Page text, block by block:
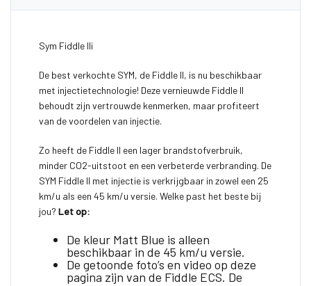
Sym Fiddle IIi
De best verkochte SYM, de Fiddle II, is nu beschikbaar
met injectietechnologie! Deze vernieuwde Fiddle II
behoudt zijn vertrouwde kenmerken, maar profiteert
van de voordelen van injectie.
Zo heeft de Fiddle II een lager brandstofverbruik,
minder CO2-uitstoot en een verbeterde verbranding. De
SYM Fiddle II met injectie is verkrijgbaar in zowel een 25
km/u als een 45 km/u versie. Welke past het beste bij
jou? Let op:
De kleur Matt Blue is alleen
beschikbaar in de 45 km/u versie.
De getoonde foto’s en video op deze
pagina zijn van de Fiddle ECS. De